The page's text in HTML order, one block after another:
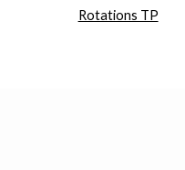
Rotations TP